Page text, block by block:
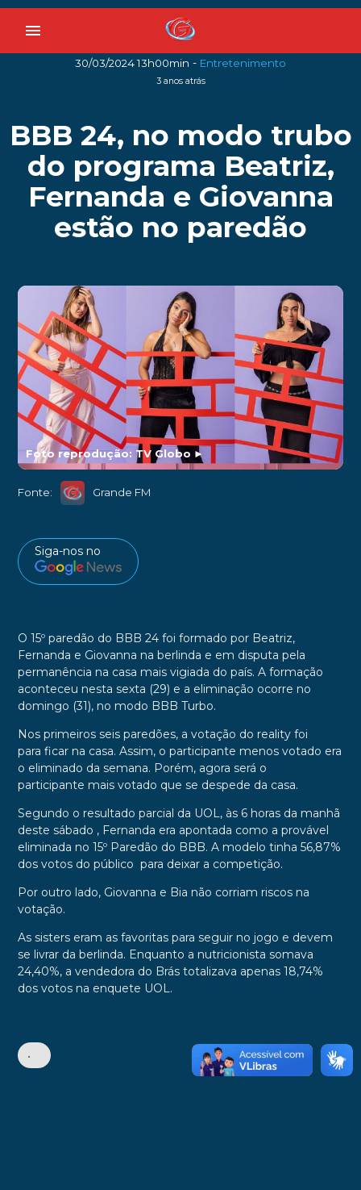
menu
30/03/2024 13h00min - Entretenimento
3 anos atrás
BBB 24, no modo trubo
do programa Beatriz,
Fernanda e Giovanna
estão no paredão
Foto reprodução: TV Globo ►
Fonte: Grande FM
Siga-nos no
O 15º paredão do BBB 24 foi formado por Beatriz,
Fernanda e Giovanna na berlinda e em disputa pela
permanência na casa mais vigiada do país. A formação
aconteceu nesta sexta (29) e a eliminação ocorre no
domingo (31), no modo BBB Turbo.
Nos primeiros seis paredões, a votação do reality foi
para ficar na casa. Assim, o participante menos votado era
o eliminado da semana. Porém, agora será o
participante mais votado que se despede da casa.
Segundo o resultado parcial da UOL, às 6 horas da manhã
deste sábado , Fernanda era apontada como a provável
eliminada no 15º Paredão do BBB. A modelo tinha 56,87%
dos votos do público para deixar a competição.
Por outro lado, Giovanna e Bia não corriam riscos na
votação.
As sisters eram as favoritas para seguir no jogo e devem
se livrar da berlinda. Enquanto a nutricionista somava
24,40%, a vendedora do Brás totalizava apenas 18,74%
dos votos na enquete UOL.
•